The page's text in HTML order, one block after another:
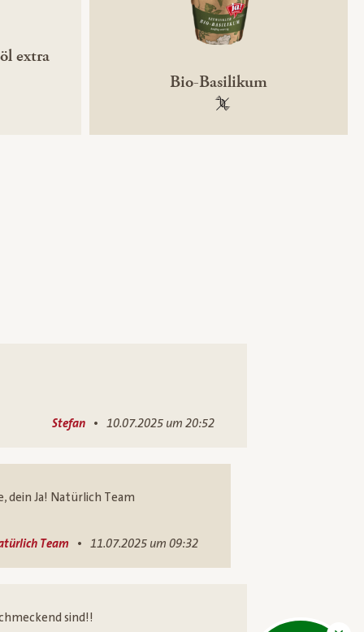
extra
Bio-Basilikum
100 % gentechnikfrei
Stefan • 10.07.2025 um 20:52
dein Ja! Natürlich Team
Team • 11.07.2025 um 09:32
sind!!